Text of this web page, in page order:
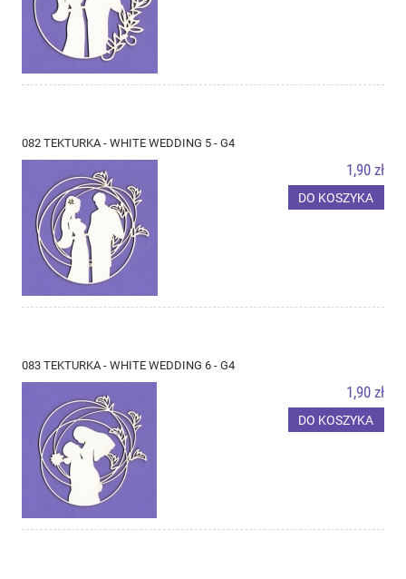
082 TEKTURKA - WHITE WEDDING 5 - G4
1,90 zł
DO KOSZYKA
083 TEKTURKA - WHITE WEDDING 6 - G4
1,90 zł
DO KOSZYKA